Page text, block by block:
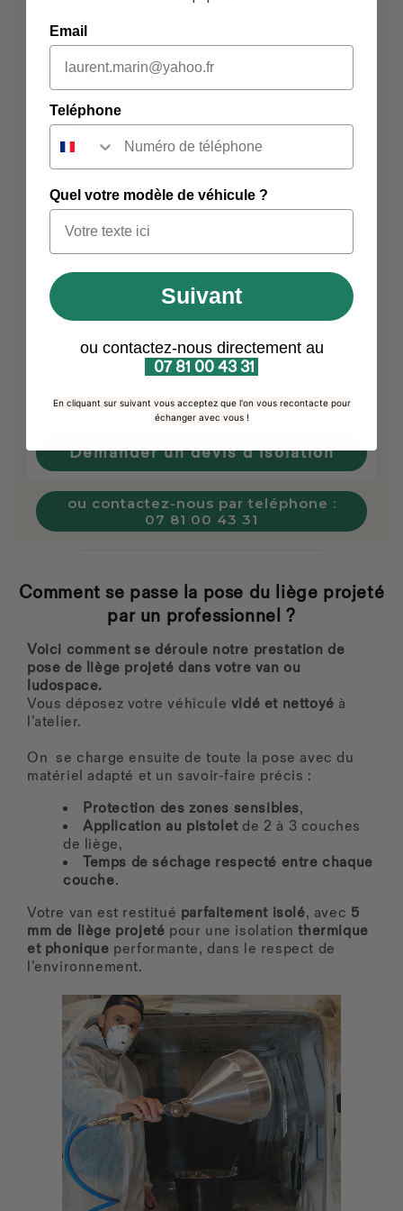
L2
Longueur
H1
Nom Prénom
Demander un devis d'isolation
ou contactez-nous par teléphone :
07 81 00 43 31
Comment se passe la pose du liège projeté
par un professionnel ?
Voici comment se déroule notre prestation de
pose de liège projeté dans votre van ou
ludospace.
Vous déposez votre véhicule vidé et nettoyé à
l’atelier.
On se charge ensuite de toute la pose avec du
matériel adapté et un savoir-faire précis :
Protection des zones sensibles,
Application au pistoletde 2 à 3 couches
de liège,
Temps de séchage respecté entre chaque
couche.
Votre van est restitué parfaitement isolé, avec 5
mm de liège projeté pour une isolationthermique
et phonique performante, dans le respect de
l’environnement.
Email
Teléphone
Quel votre modèle de véhicule ?
Suivant
ou contactez-nous directement au
07 81 00 43 31
En cliquant sur suivant vous acceptez que l'on vous recontacte pour
échanger avec vous !